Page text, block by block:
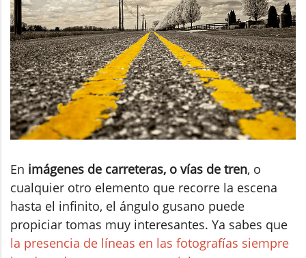
En imágenes de carreteras, o vías de tren, o
cualquier otro elemento que recorre la escena
hasta el infinito, el ángulo gusano puede
propiciar tomas muy interesantes. Ya sabes que
la presencia de líneas en las fotografías siempre